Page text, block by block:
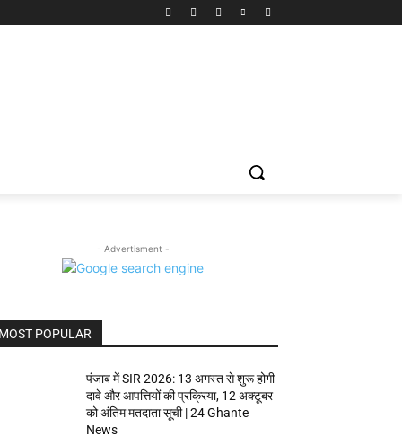
- Advertisment -
MOST POPULAR
पंजाब में SIR 2026: 13 अगस्त से शुरू होगी
दावे और आपत्तियों की प्रक्रिया, 12 अक्टूबर
को अंतिम मतदाता सूची | 24 Ghante
News